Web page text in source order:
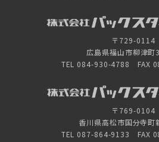
〒729-0114
広島県福山市柳津町
TEL 084-930-4788 FAX
〒769-0104
香川県高松市国分寺町
TEL 087-864-9133 FAX